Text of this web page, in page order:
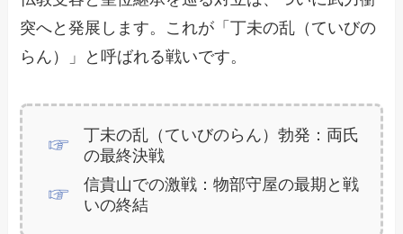
突へと発展します。これが「丁未の乱（ていびの
らん）」と呼ばれる戦いです。
丁未の乱（ていびのらん）勃発：両氏
の最終決戦
信貴山での激戦：物部守屋の最期と戦
いの終結